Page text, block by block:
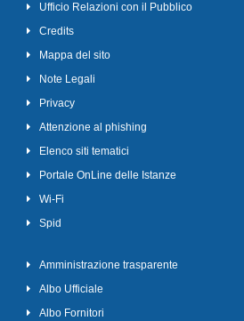
Ufficio Relazioni con il Pubblico
Credits
Mappa del sito
Note Legali
Privacy
Attenzione al phishing
Elenco siti tematici
Portale OnLine delle Istanze
Wi-Fi
Spid
Amministrazione trasparente
Albo Ufficiale
Albo Fornitori